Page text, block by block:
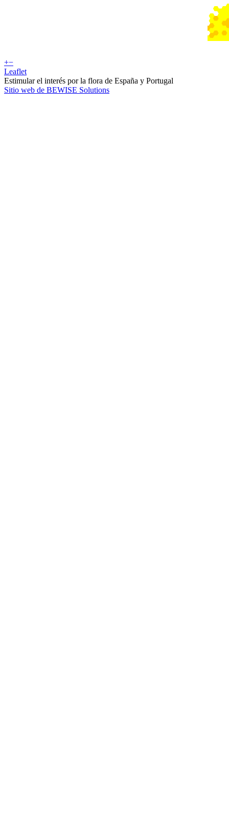
+−
Leaflet
Estimular el interés por la flora de España y Portugal
Sitio web de BEWISE Solutions